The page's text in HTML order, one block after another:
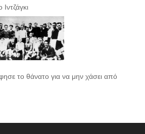
το θάνατο για να μην χάσει από